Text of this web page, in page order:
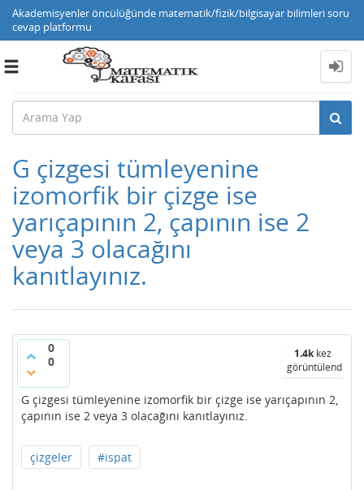
Akademisyenler öncülüğünde matematik/fizik/bilgisayar bilimleri soru
cevap platformu
Toggle
G çizgesi tümleyenine
izomorfik bir çizge ise
yarıçapının 2, çapının ise 2
veya 3 olacağını
kanıtlayınız.
0
0
1.4kkez
görüntülendi
G çizgesi tümleyenine izomorfik bir çizge ise yarıçapının 2,
çapının ise 2 veya 3 olacağını kanıtlayınız.
çizgeler #ispat